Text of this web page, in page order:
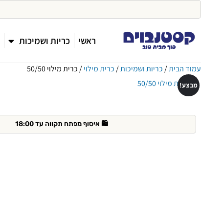
ראשי כריות ושמיכות
עמוד הבית/ כריות ושמיכות/ כרית מילוי/ כרית מילוי 50/50
מבצע!
🫶 אחריות מלאה על כל מוצר!